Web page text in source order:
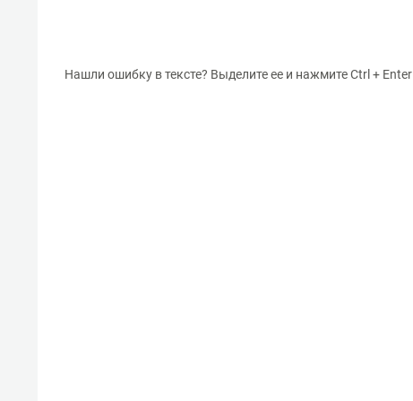
Нашли ошибку в тексте? Выделите ее и нажмите Ctrl + Enter